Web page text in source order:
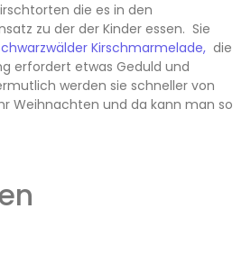
die es in den
zu der der Kinder essen. Sie
Kirschmarmelade, die
erfordert etwas Geduld und
werden sie schneller von
Weihnachten und da kann man so